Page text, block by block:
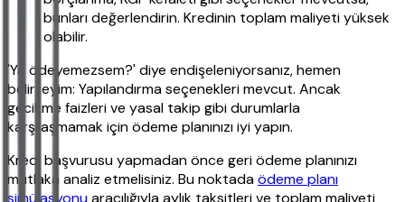
bunları değerlendirin. Kredinin toplam maliyeti yüksek
olabilir.
'Ya ödeyemezsem?' diye endişeleniyorsanız, hemen
belirteyim: Yapılandırma seçenekleri mevcut. Ancak
gecikme faizleri ve yasal takip gibi durumlarla
karşılaşmamak için ödeme planınızı iyi yapın.
Kredi başvurusu yapmadan önce geri ödeme planınızı
mutlaka analiz etmelisiniz. Bu noktadaödeme planı